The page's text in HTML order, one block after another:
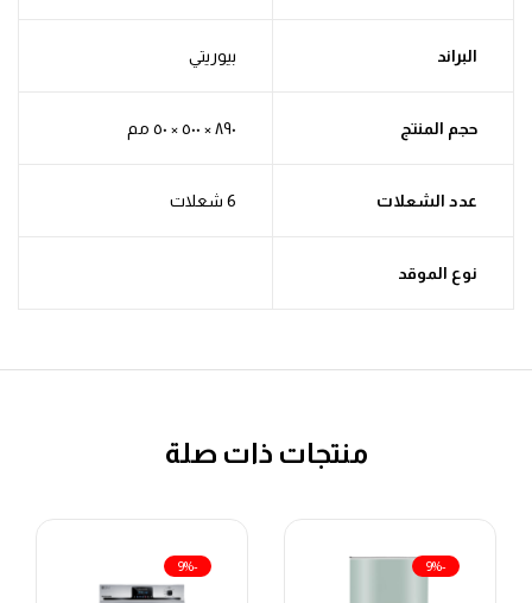
البراند بيوريتي
حجم المنتج ٨٩٠ × ٥٠٠ × ٥٠ مم
عدد الشعلات 6 شعلات
نوع الموقد
منتجات ذات صلة
-9%
-9%